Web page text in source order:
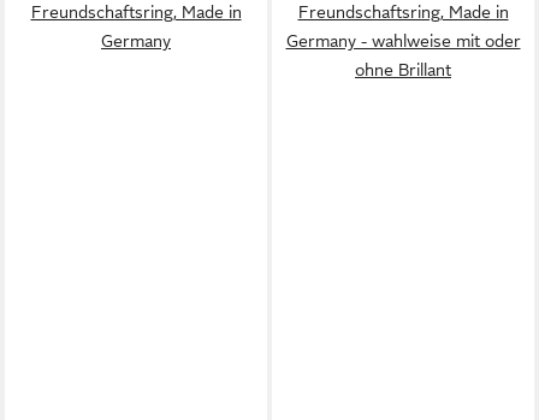
Freundschaftsring, Made in
Germany
Freundschaftsring, Made in
Germany - wahlweise mit oder
ohne Brillant